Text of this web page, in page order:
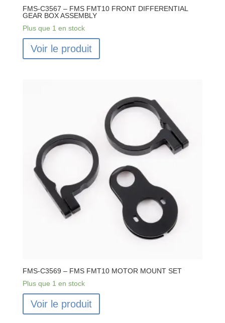
FMS-C3567 – FMS FMT10 FRONT DIFFERENTIAL
GEAR BOX ASSEMBLY
Plus que 1 en stock
Voir le produit
FMS-C3569 – FMS FMT10 MOTOR MOUNT SET
Plus que 1 en stock
Voir le produit